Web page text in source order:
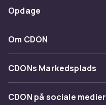
Fortryd & returner her
Kontakt os
Betaling
Levering
Tilbagekaldelser
Opdage
Kategorier
Maerke
Om CDON
Om os
Kundeanmeldelser
CDONs Markedsplads
Merchant Help Center
CDON på sociale medier